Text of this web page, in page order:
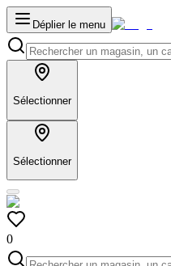
Déplier le menu
Sélectionner
Sélectionner
0